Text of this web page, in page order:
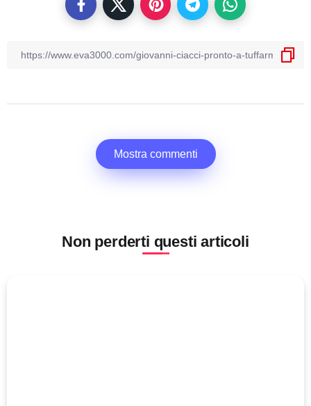
Mostra commenti
Non perderti questi articoli